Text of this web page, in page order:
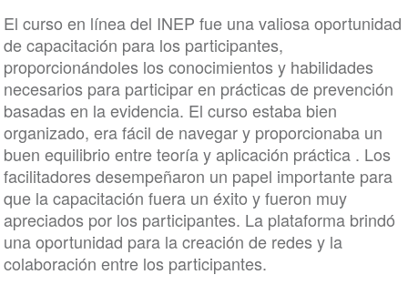
El curso en línea del INEP fue una valiosa oportunidad
de capacitación para los participantes,
proporcionándoles los conocimientos y habilidades
necesarios para participar en prácticas de prevención
basadas en la evidencia. El curso estaba bien
organizado, era fácil de navegar y proporcionaba un
buen equilibrio entre teoría y aplicación práctica . Los
facilitadores desempeñaron un papel importante para
que la capacitación fuera un éxito y fueron muy
apreciados por los participantes. La plataforma brindó
una oportunidad para la creación de redes y la
colaboración entre los participantes.